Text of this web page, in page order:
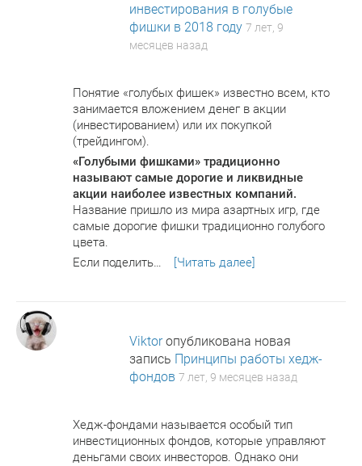
инвестирования в голубые
фишки в 2018 году 7 лет, 9
месяцев назад
Понятие «голубых фишек» известно всем, кто
занимается вложением денег в акции
(инвестированием) или их покупкой
(трейдингом).
«Голубыми фишками» традиционно
называют самые дорогие и ликвидные
акции наиболее известных компаний.
Название пришло из мира азартных игр, где
самые дорогие фишки традиционно голубого
цвета.
Если поделить…
[Читать далее]
Viktorопубликована новая
запись Принципы работы хедж-
фондов 7 лет, 9 месяцев назад
Хедж-фондами называется особый тип
инвестиционных фондов, которые управляют
деньгами своих инвесторов. Однако они